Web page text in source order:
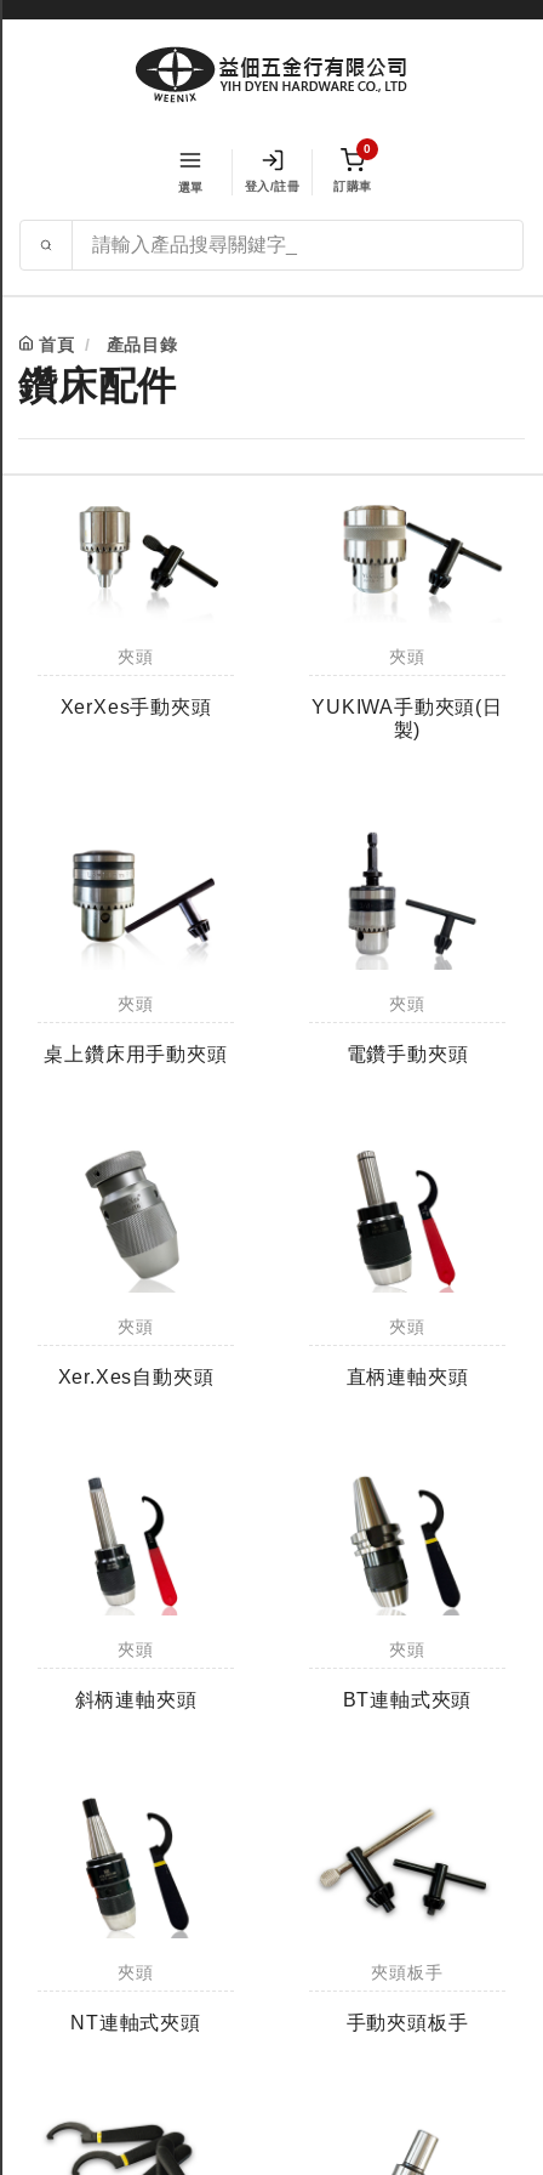
選單 登入/註冊
0
訂購車
首頁 產品目錄
鑽床配件
全鎢鋼銑刀
台製WEENIX四刃全鎢鋼銑刀
全鎢鋼銑刀
台製WEENIX加長二
夾頭
XerXes手動夾頭
夾頭
YUKIWA手動夾頭(日
製)
夾頭
桌上鑽床用手動夾頭
夾頭
電鑽手動夾頭
夾頭
Xer.Xes自動夾頭
夾頭
直柄連軸夾頭
夾頭
斜柄連軸夾頭
夾頭
BT連軸式夾頭
夾頭
NT連軸式夾頭
夾頭板手
手動夾頭板手